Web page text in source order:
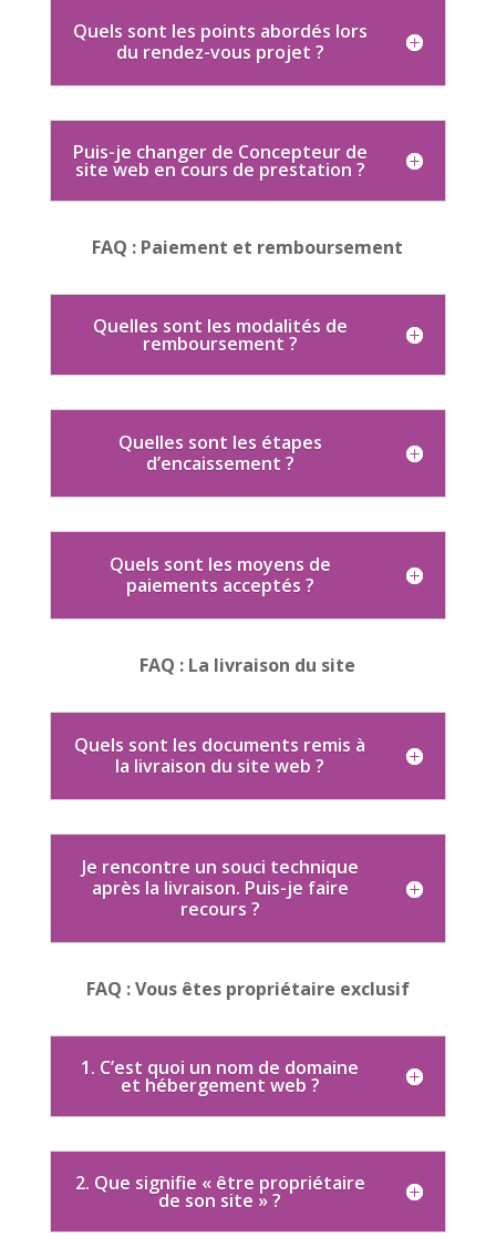
Quels sont les points abordés lors
du rendez-vous projet ?
Puis-je changer de Concepteur de
site web en cours de prestation ?
FAQ : Paiement et remboursement
Quelles sont les modalités de
remboursement ?
Quelles sont les étapes
d’encaissement ?
Quels sont les moyens de
paiements acceptés ?
FAQ : La livraison du site
Quels sont les documents remis à
la livraison du site web ?
Je rencontre un souci technique
après la livraison. Puis-je faire
recours ?
FAQ : Vous êtes propriétaire exclusif
1. C’est quoi un nom de domaine
et hébergement web ?
2. Que signifie « être propriétaire
de son site » ?